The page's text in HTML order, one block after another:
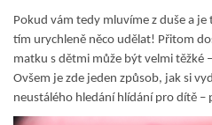
Pokud vám tedy mluvíme z duše a je
tím urychleně něco udělat! Přitom
matku s dětmi může být velmi těžké
Ovšem je zde jeden způsob, jak si
neustálého hledání hlídání pro dítě –